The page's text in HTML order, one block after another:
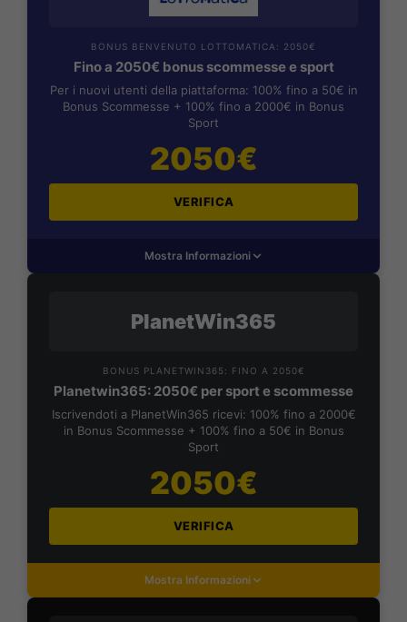
BONUS BENVENUTO LOTTOMATICA: 2050€
Fino a 2050€ bonus scommesse e sport
Per i nuovi utenti della piattaforma: 100% fino a 50€ in
Bonus Scommesse + 100% fino a 2000€ in Bonus
Sport
2050€
VERIFICA
Mostra Informazioni
PlanetWin365
BONUS PLANETWIN365: FINO A 2050€
Planetwin365: 2050€ per sport e scommesse
Iscrivendoti a PlanetWin365 ricevi: 100% fino a 2000€
in Bonus Scommesse + 100% fino a 50€ in Bonus
Sport
2050€
VERIFICA
Mostra Informazioni